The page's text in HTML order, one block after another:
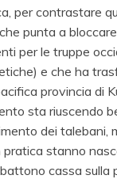
per contrastare
punta a
per le truppe
e che ha
provincia di
sta riuscendo
dei talebani,
stanno
cassa sulla